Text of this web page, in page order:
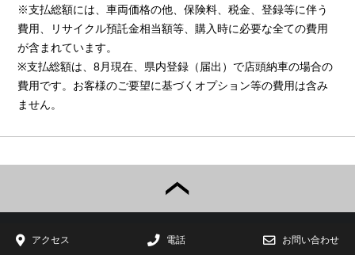
※支払総額には、車両価格の他、保険料、税金、登録等に伴う
費用、リサイクル預託金相当額等、購入時に必要な全ての費用
が含まれています。
※支払総額は、8月現在、県内登録（届出）で店頭納車の場合の
費用です。お客様のご要望に基づくオプション等の費用は含み
ません。
アクセス 電話 お問い合わせ